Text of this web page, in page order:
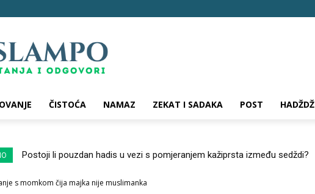
ČISTOĆA NAMAZ ZEKAT I SADAKA POST HADŽDŽ
Postoji li pouzdan hadis u vezi s pomjeranjem kažiprsta između sedždi?
s momkom čija majka nije muslimanka